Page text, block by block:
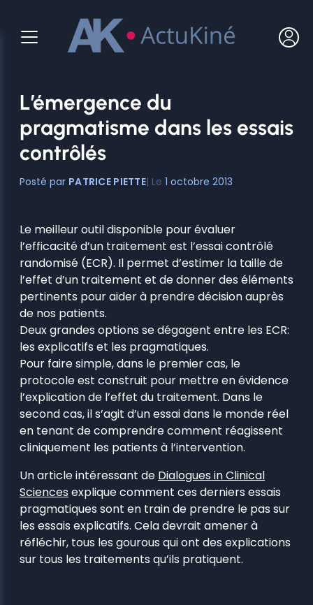
contenu
L’émergence du
pragmatisme dans les essais
contrôlés
PATRICE PIETTE 1 octobre 2013
Le meilleur outil disponible pour évaluer
l’efficacité d’un traitement est l’essai contrôlé
randomisé (ECR). Il permet d’estimer la taille de
l’effet d’un traitement et de donner des éléments
pertinents pour aider à prendre décision auprès
de nos patients.
Deux grandes options se dégagent entre les ECR:
les explicatifs et les pragmatiques.
Pour faire simple, dans le premier cas, le
protocole est construit pour mettre en évidence
l’explication de l’effet du traitement. Dans le
second cas, il s’agit d’un essai dans le monde réel
en tenant de comprendre comment réagissent
cliniquement les patients à l’intervention.
Un article intéressant de Dialogues in Clinical
Sciences explique comment ces derniers essais
pragmatiques sont en train de prendre le pas sur
les essais explicatifs. Cela devrait amener à
réfléchir, tous les gourous qui ont des explications
sur tous les traitements qu’ils pratiquent.